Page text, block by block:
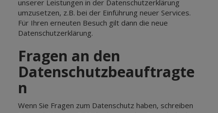
unserer Leistungen in der Datenschutzerklärung
umzusetzen, z.B. bei der Einführung neuer Services.
Für Ihren erneuten Besuch gilt dann die neue
Datenschutzerklärung.
Fragen an den
Datenschutzbeauftragte
n
Wenn Sie Fragen zum Datenschutz haben, schreiben